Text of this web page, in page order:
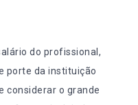
do profissional,
porte da instituição
considerar o grande